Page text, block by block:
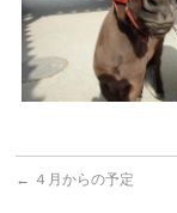
← ４月からの予定